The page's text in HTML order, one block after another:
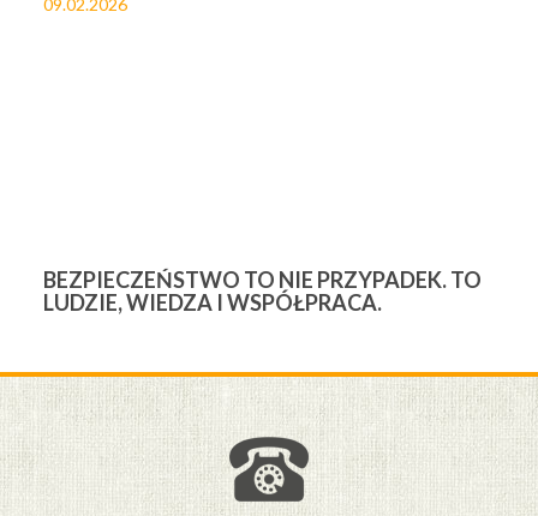
09.02.2026
BEZPIECZEŃSTWO TO NIE PRZYPADEK. TO
LUDZIE, WIEDZA I WSPÓŁPRACA.